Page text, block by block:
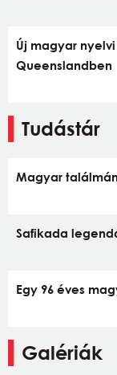
Új magyar
Queenslandben
Tudástár
Magyar
Safikada
Egy 96 éves
Galériák